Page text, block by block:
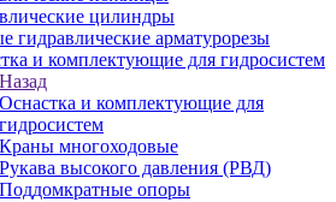
цилиндры
гидравлические арматурорезы
и комплектующие для гидросистем
Назад
Оснастка и комплектующие для
гидросистем
Краны многоходовые
Рукава высокого давления (РВД)
Поддомкратные опоры